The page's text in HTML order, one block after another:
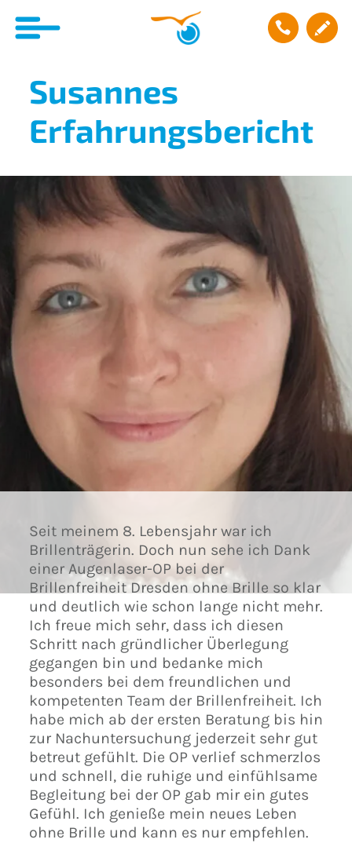
Susannes
Erfahrungsbericht
Seit meinem 8. Lebensjahr war ich
Brillenträgerin. Doch nun sehe ich Dank
einer Augenlaser-OP bei der
Brillenfreiheit Dresden ohne Brille so klar
und deutlich wie schon lange nicht mehr.
Ich freue mich sehr, dass ich diesen
Schritt nach gründlicher Überlegung
gegangen bin und bedanke mich
besonders bei dem freundlichen und
kompetenten Team der Brillenfreiheit. Ich
habe mich ab der ersten Beratung bis hin
zur Nachuntersuchung jederzeit sehr gut
betreut gefühlt. Die OP verlief schmerzlos
und schnell, die ruhige und einfühlsame
Begleitung bei der OP gab mir ein gutes
Gefühl. Ich genieße mein neues Leben
ohne Brille und kann es nur empfehlen.